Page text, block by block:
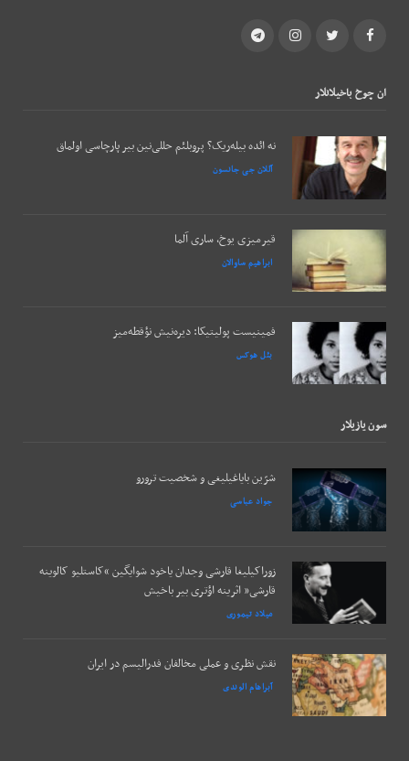
Facebook
Twitter
Instagram
Telegram
ان چوخ باخيلانلار
نه ائده بیله‌ریک؟ پروبلئم حللی‌نین بیر پارچاسی اولماق
آللان جی جانسون
قیرمیزی یوخ، ساری آلما
ابراهیم ساوالان
فمینیست پولیتیکا: دیره‌نیش نؤقطه‌میز
بئل هوکس
سون يازيلار
شرّین بایاغیلیغی و شخصیت ترورو
جواد عباسی
زوراکیلیغا قارشی وجدان یاخود شوایگین “کاستلیو کالوینه
قارشی” اثرینه اؤتری بیر باخیش
میلاد تیموری
نقش نظری و عملی مخالفان فدرالیسم در ایران
آبراهام الوندی